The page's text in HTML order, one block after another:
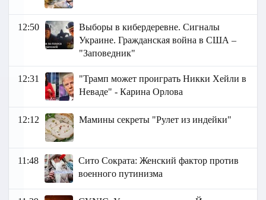
12:50
Выборы в кибердеревне. Сигналы
Украине. Гражданская война в США –
"Заповедник"
12:31
"Трамп может проиграть Никки Хейли в
Неваде" - Карина Орлова
12:12 Мамины секреты "Рулет из индейки"
11:48
Сито Сократа: Женский фактор против
военного путинизма